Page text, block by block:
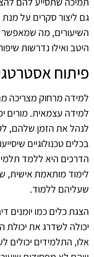
גם ליצור סקרים על
השיעורים, מה שמאפשר
היטב ואילו נדרשות
פיתוח
למידה מרחוק מצריכה
למידה עצמאית. מורים
לנהל את הזמן שלהם,
בכלים טכנולוגיים
הדרכים היא ללמד
לימוד מותאמת אישית,
שעליהם ללמוד.
הצגת כלים כמו יומנים
יכולה לשדרג את
אלו, התלמידים